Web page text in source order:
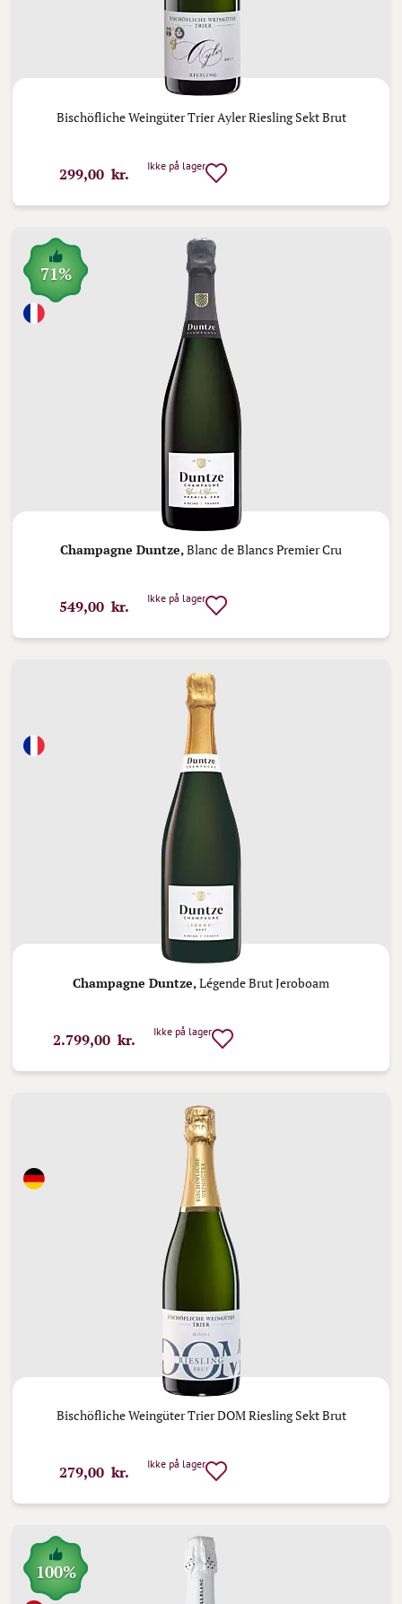
Bischöfliche Weingüter Trier Ayler Riesling Sekt Brut
299,00 kr. Ikke på lager
71%
Champagne Duntze,Blanc de Blancs Premier Cru
549,00 kr. Ikke på lager
Champagne Duntze, Légende Brut Jeroboam
2.799,00 kr. Ikke på lager
Bischöfliche Weingüter Trier DOM Riesling Sekt Brut
279,00 kr. Ikke på lager
100%